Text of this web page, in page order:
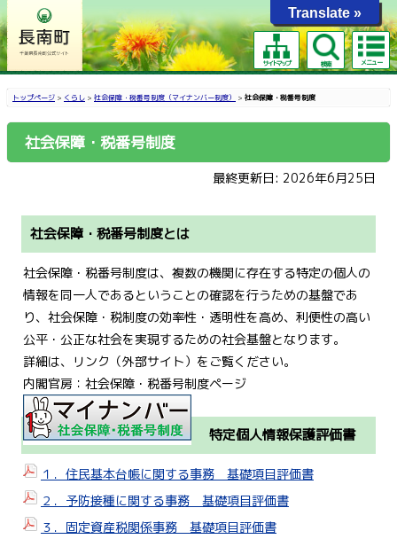
サイトマップ 検索 メニュー
トップページ > くらし > 社会保障・税番号制度（マイナンバー制度） > 社会保障・税番号制度
社会保障・税番号制度
最終更新日: 2026年6月25日
社会保障・税番号制度とは
社会保障・税番号制度は、複数の機関に存在する特定の個人の
情報を同一人であるということの確認を行うための基盤であ
り、社会保障・税制度の効率性・透明性を高め、利便性の高い
公平・公正な社会を実現するための社会基盤となります。
詳細は、リンク（外部サイト）をご覧ください。
内閣官房：社会保障・税番号制度ページ
特定個人情報保護評価書
１．住民基本台帳に関する事務 基礎項目評価書
２．予防接種に関する事務 基礎項目評価書
３．固定資産税関係事務 基礎項目評価書
Translate »